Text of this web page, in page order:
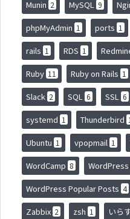
Munin 2 MySQL 9
phpMyAdmin 1 ports 1
rails 1 RDS 1
Ruby 11 Ruby on Rails 1
Slack 2 SQL 6 SSL 6
systemd 1 Thunderbird 1
Ubuntu 1 vpopmail 1
WordCamp 8 WordPress
WordPress Popular Posts 4
Zabbix 2 zsh 1 いら